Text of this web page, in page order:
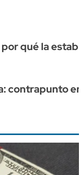
qué la
contrapunto